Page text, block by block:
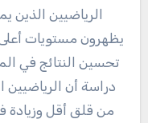
الرياضيين الذين
يظهرون مستويات أعلى
تحسين النتائج في
دراسة أن الرياضيين
من قلق أقل وزيادة